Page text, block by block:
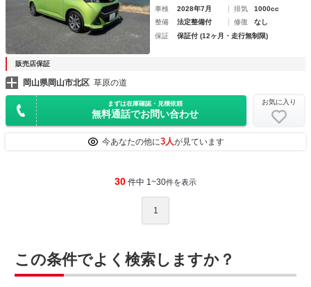
車検
2028年7月 排気
1000cc
整備
法定整備付 修復
なし
保証
保証付 (12ヶ月・走行無制限)
販売店保証
岡山県岡山市北区 草原の道
まずは在庫確認・見積依頼
無料通話でお問い合わせ
お気に入り
今あなたの他に3人が見ています
30 件中 1~30件を表示
1
この条件でよく検索しますか？